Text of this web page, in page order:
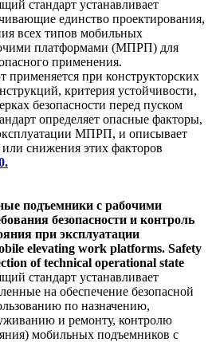
стандарт устанавливает
единство проектирования,
всех типов мобильных
платформами (МПРП) для
применения.
применяется при конструкторских
критерия устойчивости,
безопасности перед пуском
определяет опасные факторы,
МПРП, и описывает
снижения этих факторов
подъемники с рабочими
безопасности и контроль
при эксплуатации
elevating work platforms. Safety
of technical operational state
стандарт устанавливает
на обеспечение безопасной
по назначению,
и ремонту, контролю
мобильных подъемников с